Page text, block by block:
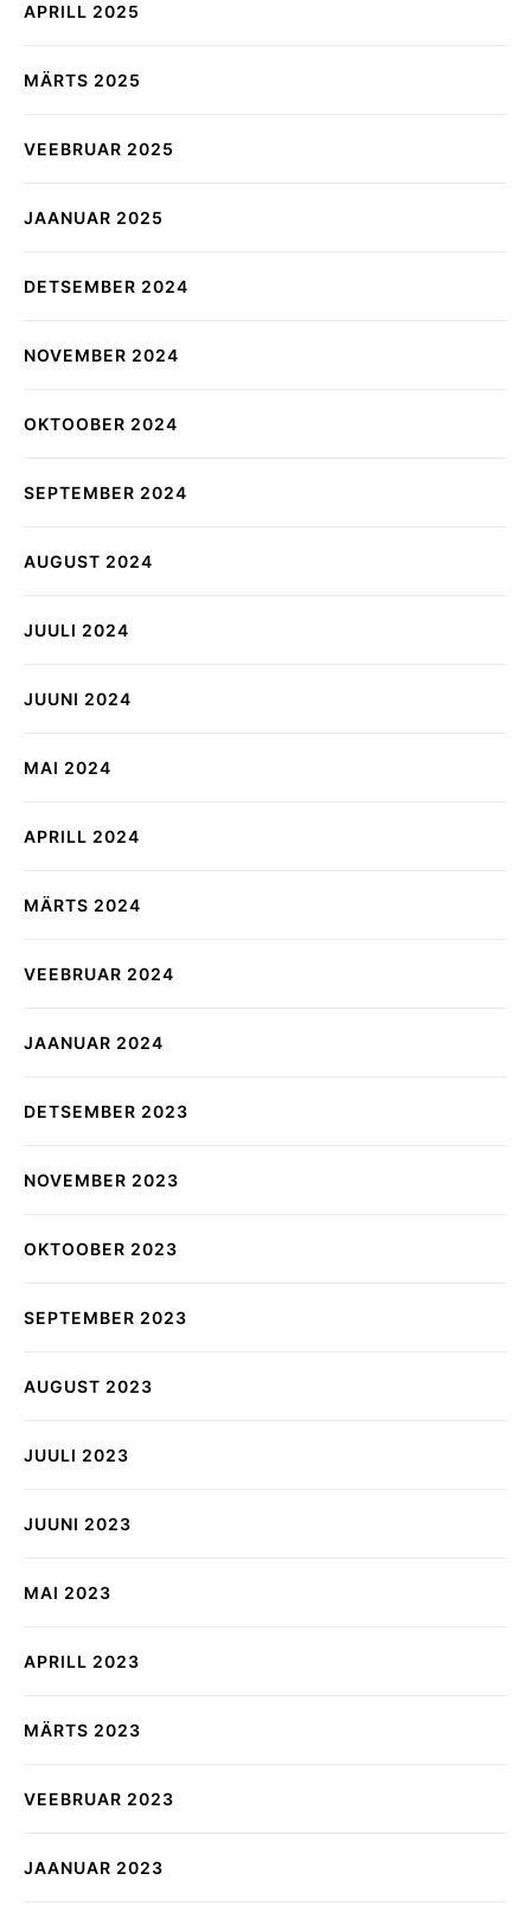
APRILL 2025
MÄRTS 2025
VEEBRUAR 2025
JAANUAR 2025
DETSEMBER 2024
NOVEMBER 2024
OKTOOBER 2024
SEPTEMBER 2024
AUGUST 2024
JUULI 2024
JUUNI 2024
MAI 2024
APRILL 2024
MÄRTS 2024
VEEBRUAR 2024
JAANUAR 2024
DETSEMBER 2023
NOVEMBER 2023
OKTOOBER 2023
SEPTEMBER 2023
AUGUST 2023
JUULI 2023
JUUNI 2023
MAI 2023
APRILL 2023
MÄRTS 2023
VEEBRUAR 2023
JAANUAR 2023